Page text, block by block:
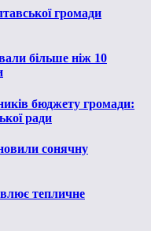
громади
більше ніж 10
бюджету громади:
ради
сонячну
тепличне